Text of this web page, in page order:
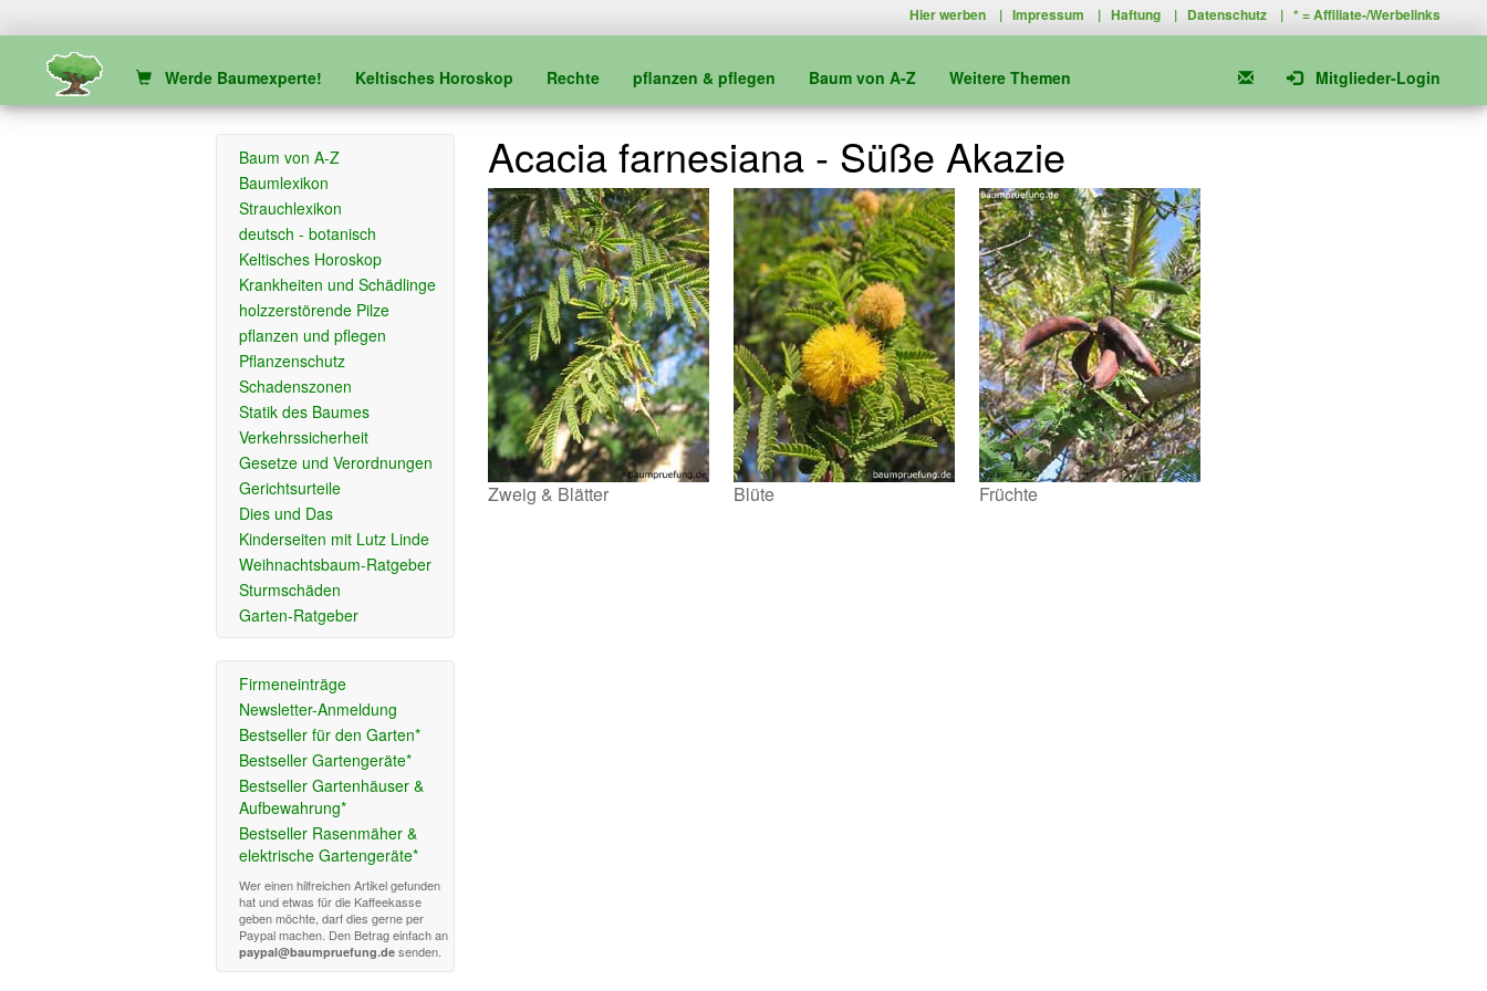
Hier werben |Impressum |Haftung | Datenschutz | * =Affiliate-/Werbelinks
Werde Baumexperte! Keltisches Horoskop Rechte pflanzen & pflegen Baum von A-Z Weitere Themen Mitglieder-Login
Baum von A-Z
Baumlexikon
Strauchlexikon
deutsch - botanisch
Keltisches Horoskop
Krankheiten und Schädlinge
holzzerstörende Pilze
pflanzen und pflegen
Pflanzenschutz
Schadenszonen
Statik des Baumes
Verkehrssicherheit
Gesetze und Verordnungen
Gerichtsurteile
Dies und Das
Kinderseiten mit Lutz Linde
Weihnachtsbaum-Ratgeber
Sturmschäden
Garten-Ratgeber
Firmeneinträge
Newsletter-Anmeldung
Bestseller für den Garten*
Bestseller Gartengeräte*
Bestseller Gartenhäuser &
Aufbewahrung*
Bestseller Rasenmäher &
elektrische Gartengeräte*
Wer einen hilfreichen Artikel gefunden
hat und etwas für die Kaffeekasse
geben möchte, darf dies gerne per
Paypal machen. Den Betrag einfach an
paypal@baumpruefung.de senden.
Acacia farnesiana - Süße Akazie
Zweig & Blätter Blüte Früchte